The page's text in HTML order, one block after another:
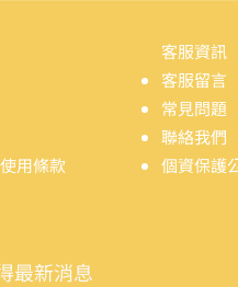
用條款
客服資訊
客服留言
常見問題
聯絡我們
個資保護
最新消息